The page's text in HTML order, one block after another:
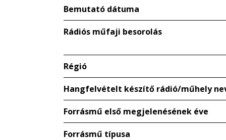
Bemutató dátuma
Rádiós műfaji besorolás
Régió
Hangfelvételt készítő rádió/műhely
Forrásmű első megjelenésének éve
Forrásmű típusa